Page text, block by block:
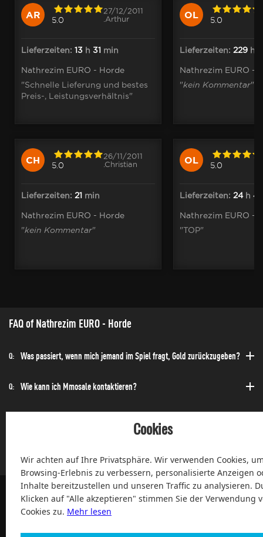
AR 5.0
27/12/2011
.Arthur
Lieferzeiten: 13 h 31 min
Nathrezim EURO - Horde
"Schnelle Lieferung und bestes
Preis-, Leistungsverhältnis"
CH 5.0
26/11/2011
.Christian
Lieferzeiten: 21 min
Nathrezim EURO - Horde
"kein Kommentar"
OL 5.0
Lieferzeiten: 229 h
Nathrezim EURO -
"kein Kommentar"
OL 5.0
Lieferzeiten: 24h 4
Nathrezim EURO -
"TOP"
FAQ of Nathrezim EURO - Horde
Q: Was passiert, wenn mich jemand im Spiel fragt, Gold zurückzugeben?
Q: Wie kann ich Mmosale kontaktieren?
Cookies
Wir achten auf Ihre Privatsphäre. Wir verwenden Cookies,
Browsing-Erlebnis zu verbessern, personalisierte Anzeigen
Inhalte bereitzustellen und unseren Traffic zu analysieren.
Klicken auf "Alle akzeptieren" stimmen Sie der Verwendung
Cookies zu. Mehr lesen
100% Zufriedenheit und After-Sale Garantie Service seit 2004